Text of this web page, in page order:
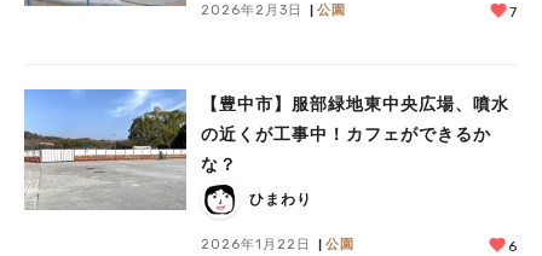
2026年2月3日 公園 7
【豊中市】服部緑地東中央広場、噴水
の近くが工事中！カフェができるか
な？
ひまわり
2026年1月22日 公園 6